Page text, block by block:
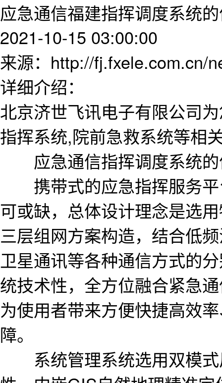
应急通信福建指挥调度系统
2021-10-15 03:00:00
来源：http://fj.fxele.com.cn/
详细介绍：
北京济世飞讯电子有限公司
指挥系统,院前急救系统等相
应急通信指挥调度系统的
携带式的应急指挥服务平
可或缺，总体设计理念是选
三层组网方案构造，结合低
卫星通讯等各种通信方式的
统技术性，全方位融合紧急
为使用者带来方便快捷高效
障。
系统管理系统选用双模式